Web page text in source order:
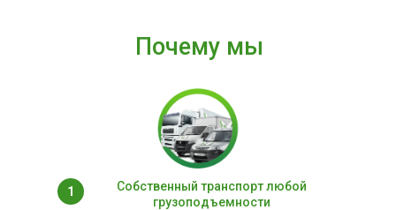
Собственный транспорт любой
грузоподъемности
1
Почему мы